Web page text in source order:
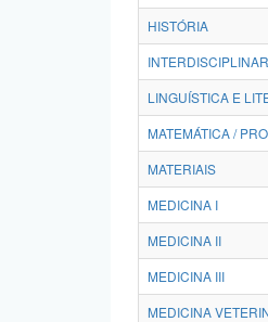
HISTÓRIA
INTERDISCIPLINAR
LINGUÍSTICA E
MATEMÁTICA /
MATERIAIS
MEDICINA I
MEDICINA II
MEDICINA III
MEDICINA